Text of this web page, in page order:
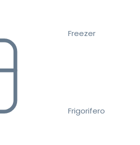
Freezer
Frigorifero